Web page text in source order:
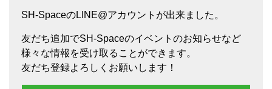
SH-SpaceのLINE@アカウントが出来ました。
友だち追加でSH-Spaceのイベントのお知らせなど
様々な情報を受け取ることができます。
友だち登録よろしくお願いします！